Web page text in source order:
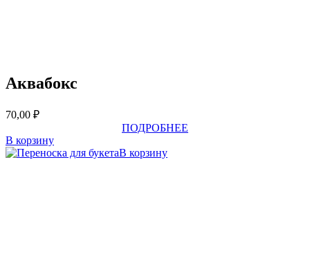
Аквабокс
70,00 ₽
ПОДРОБНЕЕ
В корзину
В корзину